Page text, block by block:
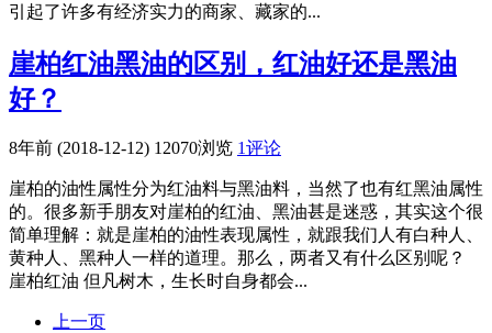
引起了许多有经济实力的商家、藏家的...
崖柏红油黑油的区别，红油好还是黑油
好？
8年前 (2018-12-12) 12070浏览 1评论
崖柏的油性属性分为红油料与黑油料，当然了也有红黑油属性
的。很多新手朋友对崖柏的红油、黑油甚是迷惑，其实这个很
简单理解：就是崖柏的油性表现属性，就跟我们人有白种人、
黄种人、黑种人一样的道理。那么，两者又有什么区别呢？
崖柏红油 但凡树木，生长时自身都会...
上一页